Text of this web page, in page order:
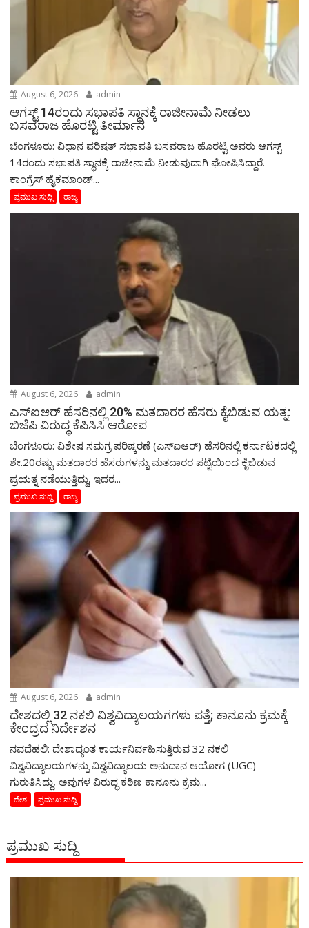
August 6, 2026 admin
ಆಗಸ್ಟ್‌ 14ರಂದು ಸಭಾಪತಿ ಸ್ಥಾನಕ್ಕೆ ರಾಜೀನಾಮೆ ನೀಡಲು
ಬಸವರಾಜ ಹೊರಟ್ಟಿ ತೀರ್ಮಾನ
ಬೆಂಗಳೂರು: ವಿಧಾನ ಪರಿಷತ್ ಸಭಾಪತಿ ಬಸವರಾಜ ಹೊರಟ್ಟಿ ಅವರು ಆಗಸ್ಟ್‌
14ರಂದು ಸಭಾಪತಿ ಸ್ಥಾನಕ್ಕೆ ರಾಜೀನಾಮೆ ನೀಡುವುದಾಗಿ ಘೋಷಿಸಿದ್ದಾರೆ.
ಕಾಂಗ್ರೆಸ್ ಹೈಕಮಾಂಡ್...
ಪ್ರಮುಖ ಸುದ್ದಿ ರಾಜ್ಯ
August 6, 2026 admin
ಎಸ್‌ಐಆರ್‌ ಹೆಸರಿನಲ್ಲಿ 20% ಮತದಾರರ ಹೆಸರು ಕೈಬಿಡುವ ಯತ್ನ:
ಬಿಜೆಪಿ ವಿರುದ್ಧ ಕೆಪಿಸಿಸಿ ಆರೋಪ
ಬೆಂಗಳೂರು: ವಿಶೇಷ ಸಮಗ್ರ ಪರಿಷ್ಕರಣೆ (ಎಸ್‌ಐಆರ್‌) ಹೆಸರಿನಲ್ಲಿ ಕರ್ನಾಟಕದಲ್ಲಿ
ಶೇ.20ರಷ್ಟು ಮತದಾರರ ಹೆಸರುಗಳನ್ನು ಮತದಾರರ ಪಟ್ಟಿಯಿಂದ ಕೈಬಿಡುವ
ಪ್ರಯತ್ನ ನಡೆಯುತ್ತಿದ್ದು, ಇದರ...
ಪ್ರಮುಖ ಸುದ್ದಿ ರಾಜ್ಯ
August 6, 2026 admin
ದೇಶದಲ್ಲಿ 32 ನಕಲಿ ವಿಶ್ವವಿದ್ಯಾಲಯಗಗಳು ಪತ್ತೆ; ಕಾನೂನು ಕ್ರಮಕ್ಕೆ
ಕೇಂದ್ರದ ನಿರ್ದೇಶನ
ನವದೆಹಲಿ: ದೇಶಾದ್ಯಂತ ಕಾರ್ಯನಿರ್ವಹಿಸುತ್ತಿರುವ 32 ನಕಲಿ
ವಿಶ್ವವಿದ್ಯಾಲಯಗಳನ್ನು ವಿಶ್ವವಿದ್ಯಾಲಯ ಅನುದಾನ ಆಯೋಗ (UGC)
ಗುರುತಿಸಿದ್ದು, ಅವುಗಳ ವಿರುದ್ಧ ಕಠಿಣ ಕಾನೂನು ಕ್ರಮ...
ದೇಶ ಪ್ರಮುಖ ಸುದ್ದಿ
ಪ್ರಮುಖ ಸುದ್ದಿ